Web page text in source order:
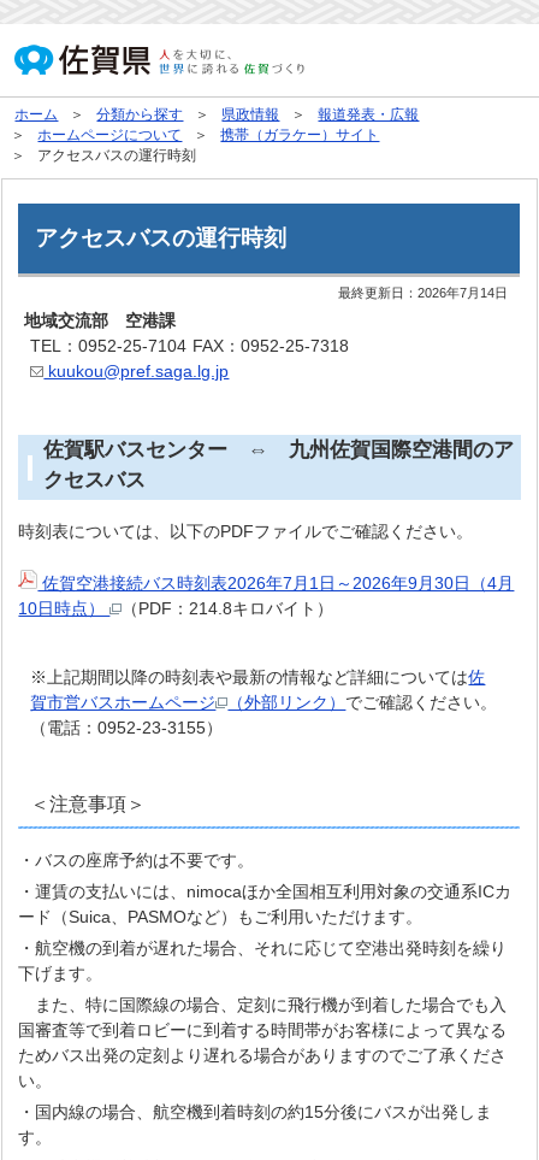
ホーム 分類から探す 県政情報
報道発表・広報
ホームページについて
携帯（ガラケー）サイト
アクセスバスの運行時刻
アクセスバスの運行時刻
最終更新日：2026年7月14日
地域交流部 空港課
TEL：0952-25-7104 FAX：0952-25-7318
kuukou@pref.saga.lg.jp
佐賀駅バスセンター ⇔ 九州佐賀国際空港間のア
クセスバス
時刻表については、以下のPDFファイルでご確認ください。
佐賀空港接続バス時刻表2026年7月1日～2026年9月30日（4月
10日時点）
（PDF：214.8キロバイト）
※上記期間以降の時刻表や最新の情報など詳細については佐
賀市営バスホームページ
（外部リンク） でご確認ください。
（電話：0952-23-3155）
＜注意事項＞
・バスの座席予約は不要です。
・運賃の支払いには、nimocaほか全国相互利用対象の交通系ICカ
ード（Suica、PASMOなど）もご利用いただけます。
・航空機の到着が遅れた場合、それに応じて空港出発時刻を繰り
下げます。
また、特に国際線の場合、定刻に飛行機が到着した場合でも入
国審査等で到着ロビーに到着する時間帯がお客様によって異なる
ためバス出発の定刻より遅れる場合がありますのでご了承くださ
い。
・国内線の場合、航空機到着時刻の約15分後にバスが出発しま
す。